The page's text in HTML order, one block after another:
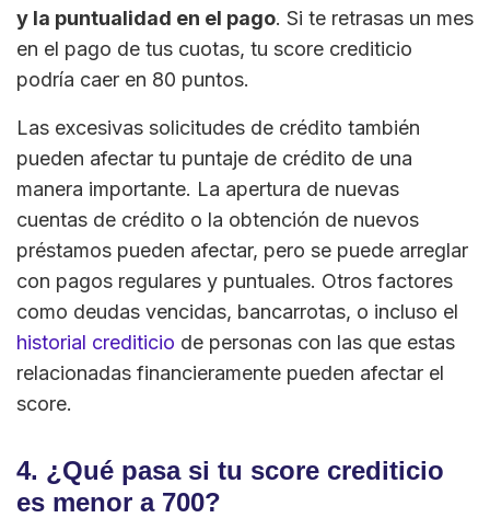
y la puntualidad en el pago. Si te retrasas un mes
en el pago de tus cuotas, tu score crediticio
podría caer en 80 puntos.
Las excesivas solicitudes de crédito también
pueden afectar tu puntaje de crédito de una
manera importante. La apertura de nuevas
cuentas de crédito o la obtención de nuevos
préstamos pueden afectar, pero se puede arreglar
con pagos regulares y puntuales. Otros factores
como deudas vencidas, bancarrotas, o incluso el
historial crediticio de personas con las que estas
relacionadas financieramente pueden afectar el
score.
4. ¿Qué pasa si tu score crediticio
es menor a 700?